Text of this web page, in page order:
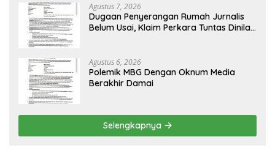
Agustus 7, 2026
Dugaan Penyerangan Rumah Jurnalis
Belum Usai, Klaim Perkara Tuntas Dinilai
Agustus 6, 2026
Polemik MBG Dengan Oknum Media
Berakhir Damai
Selengkapnya